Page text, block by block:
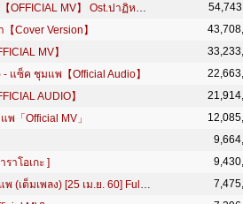
บ่แม่นบ่ฮัก - แซ็ค ชุมแพ【OFFICIAL MV】 Ost.ปาฏิหาริย์แก้วนาคราช(บุญเฮ็ด-บุญสร้าง)
Cover Version】
MV】
แซ็ค ชุมแพ【Official Audio】
AUDIO】
พ「Official MV」
าโอเกะ ]
กิ๊กดู๋ : คำแพง - แซ็ค ชุมแพ (เต็มเพลง) [25 เม.ย. 60] Full HD